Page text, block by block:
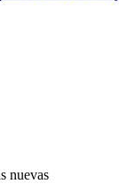
nuevas